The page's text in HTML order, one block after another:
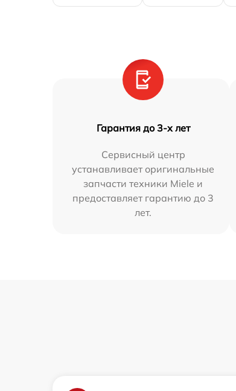
Гарантия до 3-х лет
Сервисный центр
устанавливает оригинальные
запчасти техники Miele и
предоставляет гарантию до 3
лет.